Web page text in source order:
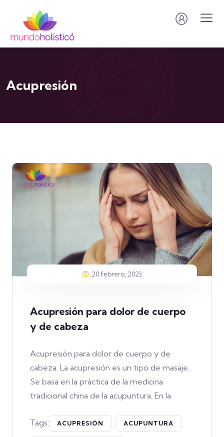
Acupresión
20 febrero, 2023
Acupresión para dolor de cuerpo
y de cabeza
Acupresión para dolor de cuerpo y de
cabeza. La acupresión es un tipo de masaje.
Se basa en la práctica de la medicina
tradicional china de la acupuntura. En la
Tags: ACUPRESIÓN ACUPUNTURA